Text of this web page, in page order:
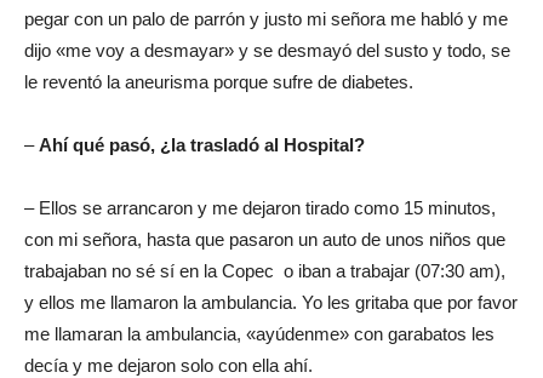
pegar con un palo de parrón y justo mi señora me habló y me
dijo «me voy a desmayar» y se desmayó del susto y todo, se
le reventó la aneurisma porque sufre de diabetes.
–Ahí qué pasó, ¿la trasladó al Hospital?
– Ellos se arrancaron y me dejaron tirado como 15 minutos,
con mi señora, hasta que pasaron un auto de unos niños que
trabajaban no sé sí en la Copec o iban a trabajar (07:30 am),
y ellos me llamaron la ambulancia. Yo les gritaba que por favor
me llamaran la ambulancia, «ayúdenme» con garabatos les
decía y me dejaron solo con ella ahí.